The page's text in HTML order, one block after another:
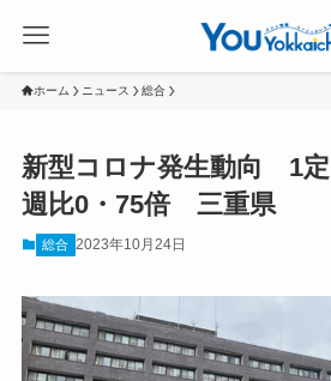
ホーム ニュース 総合
新型コロナ発生動向 1
週比0・75倍 三重県
総合 2023年10月24日